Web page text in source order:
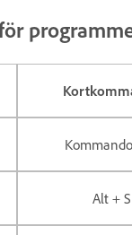
Alt +